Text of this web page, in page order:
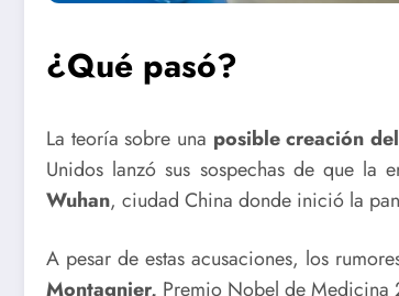
¿Qué pasó?
La teoría sobre una posible creación del
Unidos lanzó sus sospechas de que la
Wuhan, ciudad China donde inició la
A pesar de estas acusaciones, los
Montagnier, Premio Nobel de